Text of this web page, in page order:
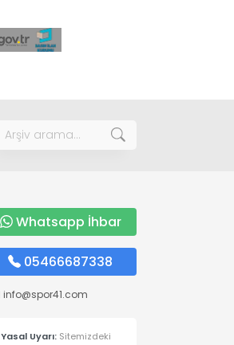
Whatsapp İhbar
05466687338
info@spor41.com
Yasal Uyarı: Sitemizdeki